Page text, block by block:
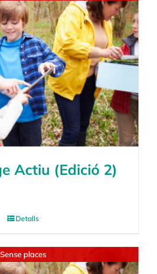
Actiu (Edició 2)
Detalls
Sense places